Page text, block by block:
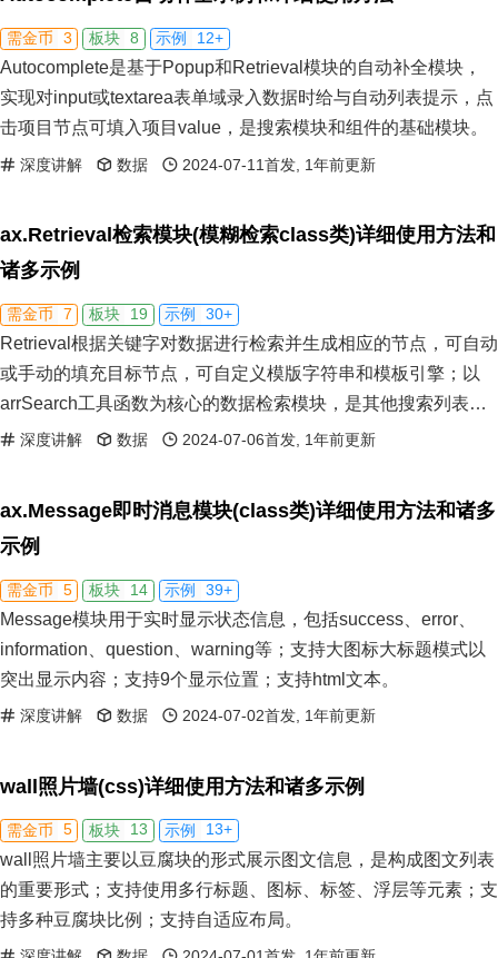
需金币 3 板块 8 示例 12+
Autocomplete是基于Popup和Retrieval模块的自动补全模块，
实现对input或textarea表单域录入数据时给与自动列表提示，点
击项目节点可填入项目value，是搜索模块和组件的基础模块。
深度讲解 数据 2024-07-11首发, 1年前更新
ax.Retrieval检索模块(模糊检索class类)详细使用方法和
诸多示例
需金币 7 板块 19 示例 30+
Retrieval根据关键字对数据进行检索并生成相应的节点，可自动
或手动的填充目标节点，可自定义模版字符串和模板引擎；以
arrSearch工具函数为核心的数据检索模块，是其他搜索列表的
基础模块
深度讲解 数据 2024-07-06首发, 1年前更新
ax.Message即时消息模块(class类)详细使用方法和诸多
示例
需金币 5 板块 14 示例 39+
Message模块用于实时显示状态信息，包括success、error、
information、question、warning等；支持大图标大标题模式以
突出显示内容；支持9个显示位置；支持html文本。
深度讲解 数据 2024-07-02首发, 1年前更新
wall照片墙(css)详细使用方法和诸多示例
需金币 5 板块 13 示例 13+
wall照片墙主要以豆腐块的形式展示图文信息，是构成图文列表
的重要形式；支持使用多行标题、图标、标签、浮层等元素；支
持多种豆腐块比例；支持自适应布局。